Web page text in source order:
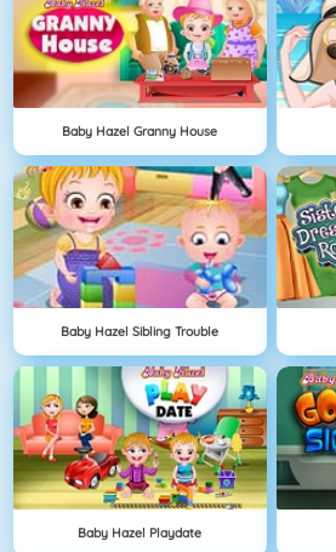
Baby Hazel Granny House
Baby Hazel Sibling Trouble
Baby Hazel Playdate